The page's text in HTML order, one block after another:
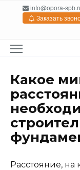
Перейтиinfo@opora-
Заказать
Какое
Расстояние, на